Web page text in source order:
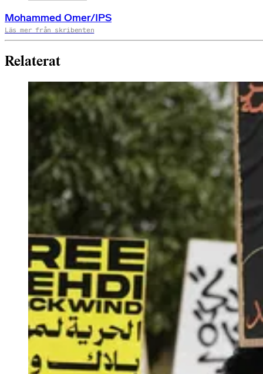
Mohammed Omer/IPS
Läs mer från skribenten
Relaterat